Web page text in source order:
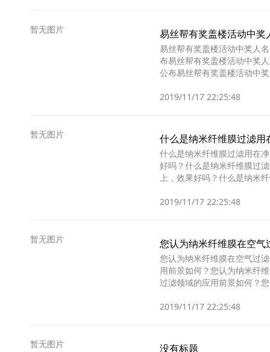
暂无图片 易丝帮有奖盖楼活动中奖
易丝帮有奖盖楼活动中奖人
布易丝帮有奖盖楼活动中奖
公布易丝帮有奖盖楼活动中
2019/11/17 22:25:48
暂无图片 什么是纳米纤维膜过滤
什么是纳米纤维膜过滤用在
好吗？什么是纳米纤维膜过
上，效果好吗？什么是纳米
2019/11/17 22:25:48
暂无图片 您认为纳米纤维膜在空
您认为纳米纤维膜在空气过
用前景如何？您认为纳米纤
过滤领域的应用前景如何？
2019/11/17 22:25:48
暂无图片 没有标题